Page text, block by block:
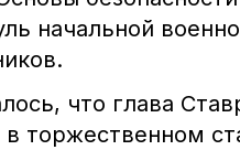
начальной
что глава
в торжественном